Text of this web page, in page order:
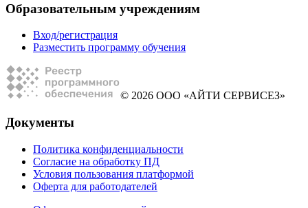
Образовательным учреждениям
Вход/регистрация
Разместить программу обучения
© 2026 ООО «АЙТИ СЕРВИСЕЗ»
Документы
Политика конфиденциальности
Согласие на обработку ПД
Условия пользования платформой
Оферта для работодателей